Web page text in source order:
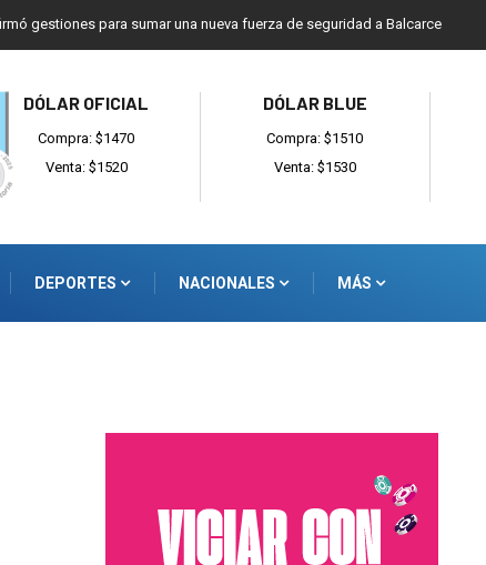
gestiones para sumar una nueva fuerza de seguridad a Balcarce
DÓLAR OFICIAL
Compra: $1470
Venta: $1520
DÓLAR BLUE
Compra: $1510
Venta: $1530
DEPORTES NACIONALES MÁS